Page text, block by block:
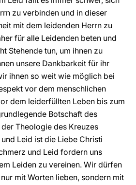
zu verbinden und in dieser
mit dem leidenden Herrn zu
für alle Leidenden beten und
Stehende tun, um ihnen zu
unsere Dankbarkeit für ihr
ihnen so weit wie möglich bei
vor dem menschlichen
dem leiderfüllten Leben bis zum
Botschaft des
Theologie des Kreuzes
Leid ist die Liebe Christi
und Leid fordern uns
Leiden zu vereinen. Wir dürfen
mit Worten lieben, sondern mit